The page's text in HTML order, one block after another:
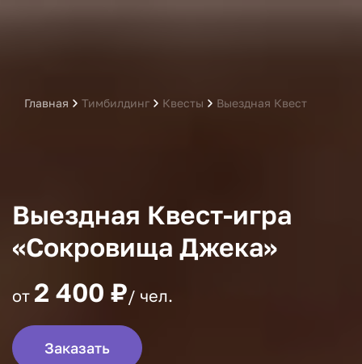
Главная Тимбилдинг Квесты Выездная Квест-игра
Выездная Квест-игра
«Сокровища Джека»
от 2 400 ₽ / чел.
Заказать